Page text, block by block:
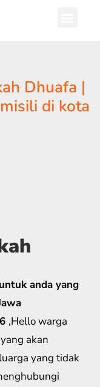
Dhuafa |
di kota
anda yang
,Hello warga
akan
yang tidak